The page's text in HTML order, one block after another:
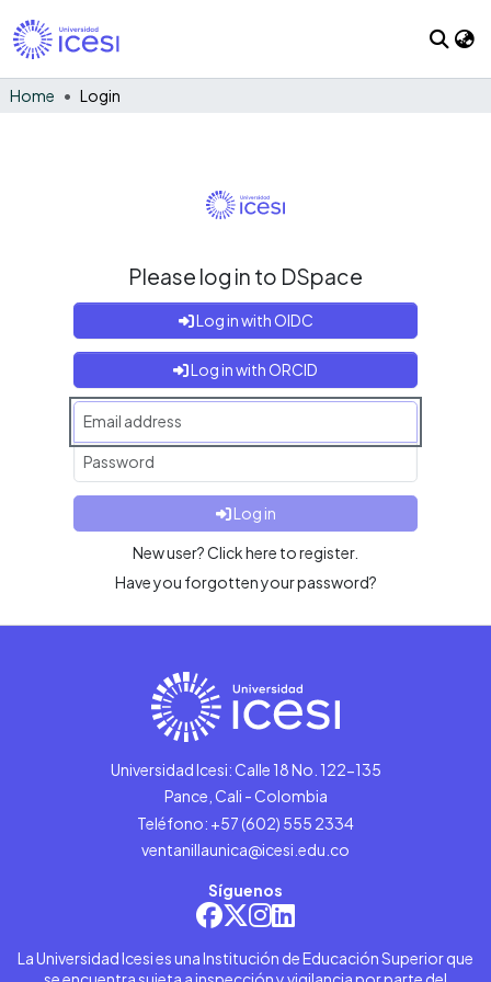
Home Login
Please log in to DSpace
Log in with OIDC
Log in with ORCID
Log in
New user? Click here to register.
Have you forgotten your password?
Universidad Icesi: Calle 18 No. 122-135
Pance, Cali - Colombia
Teléfono: +57 (602) 555 2334
ventanillaunica@icesi.edu.co
Síguenos
La Universidad Icesi es una Institución de Educación Superior que